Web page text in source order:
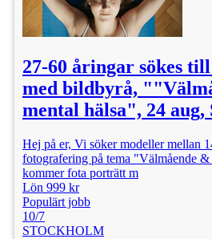
27-60 åringar sökes
med bildbyrå,
mental hälsa", 24 aug,
Hej på er, Vi söker modeller mellan
fotografering på tema "Välmående
kommer fota porträtt m
Lön 999 kr
Populärt jobb
10/7
STOCKHOLM